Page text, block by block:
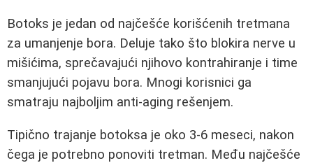
Botoks je jedan od najčešće korišćenih tretmana
za umanjenje bora. Deluje tako što blokira nerve u
mišićima, sprečavajući njihovo kontrahiranje i time
smanjujući pojavu bora. Mnogi korisnici ga
smatraju najboljim anti-aging rešenjem.
Tipično trajanje botoksa je oko 3-6 meseci, nakon
čega je potrebno ponoviti tretman. Među najčešće